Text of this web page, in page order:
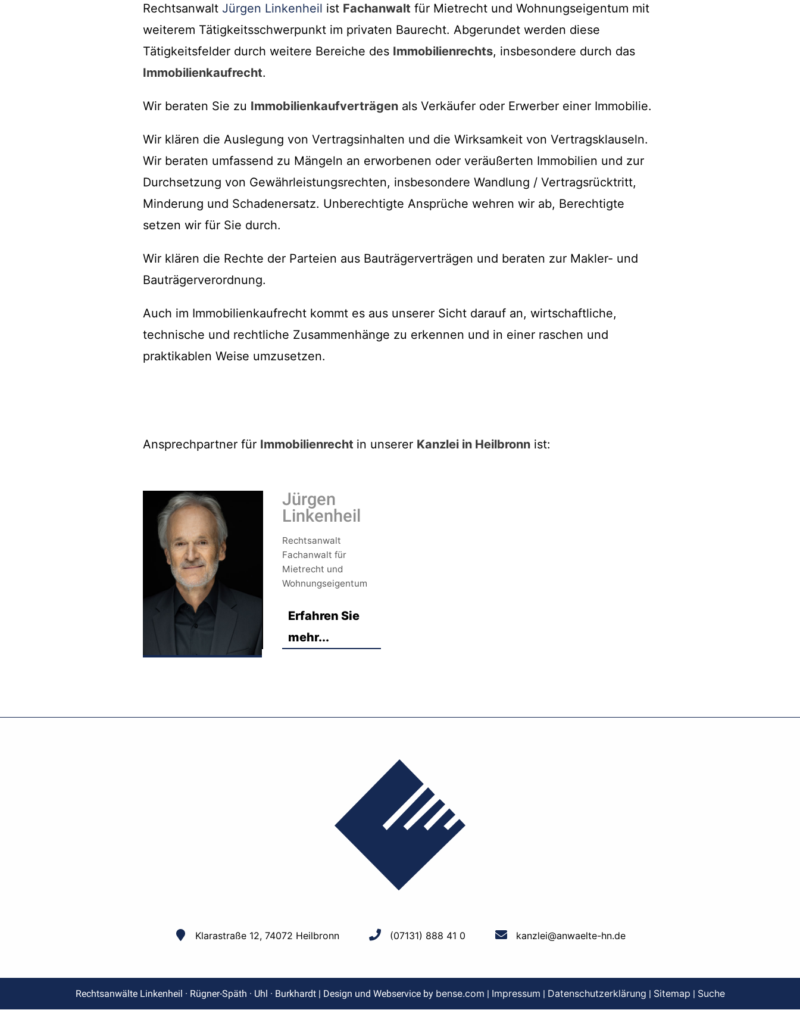
Rechtsanwalt Jürgen Linkenheil ist Fachanwalt für Mietrecht und Wohnungseigentum mit
weiterem Tätigkeitsschwerpunkt im privaten Baurecht. Abgerundet werden diese
Tätigkeitsfelder durch weitere Bereiche des Immobilienrechts, insbesondere durch das
Immobilienkaufrecht.
Wir beraten Sie zu Immobilienkaufverträgen als Verkäufer oder Erwerber einer Immobilie.
Wir klären die Auslegung von Vertragsinhalten und die Wirksamkeit von Vertragsklauseln.
Wir beraten umfassend zu Mängeln an erworbenen oder veräußerten Immobilien und zur
Durchsetzung von Gewährleistungsrechten, insbesondere Wandlung / Vertragsrücktritt,
Minderung und Schadenersatz. Unberechtigte Ansprüche wehren wir ab, Berechtigte
setzen wir für Sie durch.
Wir klären die Rechte der Parteien aus Bauträgerverträgen und beraten zur Makler- und
Bauträgerverordnung.
Auch im Immobilienkaufrecht kommt es aus unserer Sicht darauf an, wirtschaftliche,
technische und rechtliche Zusammenhänge zu erkennen und in einer raschen und
praktikablen Weise umzusetzen.
Ansprechpartner für Immobilienrecht in unserer Kanzlei in Heilbronn ist:
Jürgen
Linkenheil
Rechtsanwalt
Fachanwalt für
Mietrecht und
Wohnungseigentum
Erfahren Sie
mehr...
Klarastraße 12, 74072 Heilbronn (07131) 888 41 0 kanzlei@anwaelte-hn.de
Rechtsanwälte Linkenheil · Rügner-Späth · Uhl · Burkhardt | Design und Webservice by bense.com | Impressum | Datenschutzerklärung | Sitemap | Suche